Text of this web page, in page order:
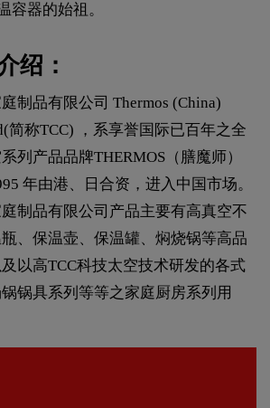
容器的始祖。
绍：
制品有限公司 Thermos (China)
简称TCC) ，系享誉国际已百年之全
列产品品牌THERMOS（膳魔师）
年由港、日合资，进入中国市场。
制品有限公司产品主要有高真空不
、保温壶、保温罐、焖烧锅等高品
以高TCC科技太空技术研发的各式
锅具系列等等之家庭厨房系列用